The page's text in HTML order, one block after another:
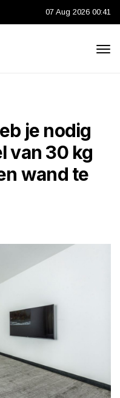
07 Aug 2026 00:41
je nodig
van 30 kg
wand te